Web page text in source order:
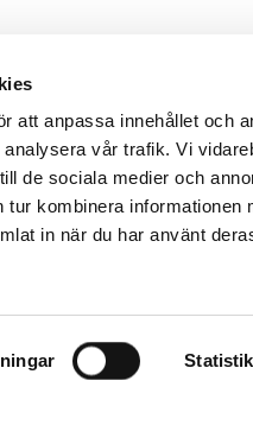
att anpassa innehållet och
vår trafik. Vi
de sociala medier och
kombinera informationen
in när du har använt
Statistik